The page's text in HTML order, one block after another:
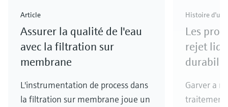
Article
Assurer la qualité de l'eau
avec la filtration sur
membrane
L'instrumentation de process dans
la filtration sur membrane joue un
Histoire d'un
Les
rejet
Garver a
traitement